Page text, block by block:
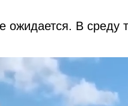
ожидается. В среду